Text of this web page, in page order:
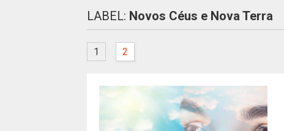
LABEL: Novos Céus e Nova Terra
1 2